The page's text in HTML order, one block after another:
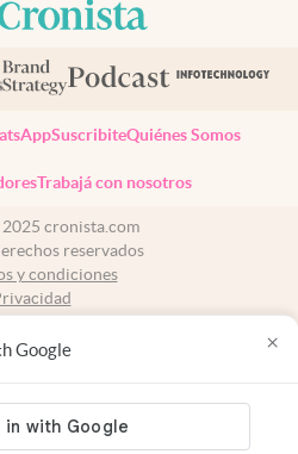
Google ×
SuscribiteQuiénes Somos
Trabajá con nosotros
cronista.com
reservados
y condiciones
11 7078-3270